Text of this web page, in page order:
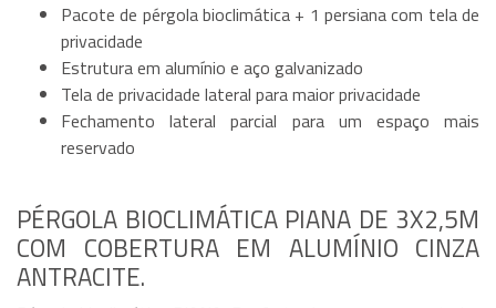
Pacote de pérgola bioclimática + 1 persiana com tela de
privacidade
Estrutura em alumínio e aço galvanizado
Tela de privacidade lateral para maior privacidade
Fechamento lateral parcial para um espaço mais
reservado
PÉRGOLA BIOCLIMÁTICA PIANA DE 3X2,5M
COM COBERTURA EM ALUMÍNIO CINZA
ANTRACITE.